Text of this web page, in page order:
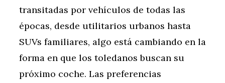
transitadas por vehículos de todas las
épocas, desde utilitarios urbanos hasta
SUVs familiares, algo está cambiando en la
forma en que los toledanos buscan su
próximo coche. Las preferencias